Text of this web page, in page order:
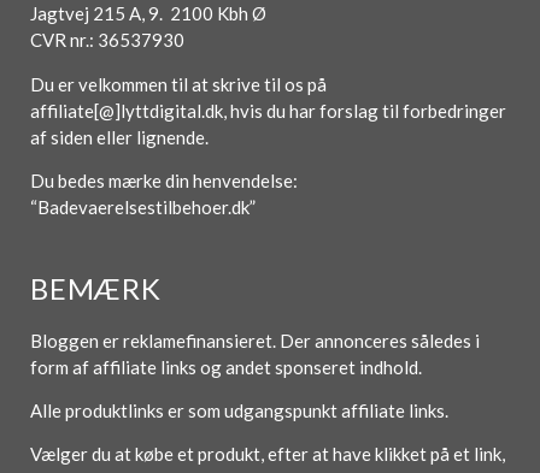
Jagtvej 215 A, 9. 2100 Kbh Ø
CVR nr.: 36537930
Du er velkommen til at skrive til os på
affiliate[@]lyttdigital.dk, hvis du har forslag til forbedringer
af siden eller lignende.
Du bedes mærke din henvendelse:
“Badevaerelsestilbehoer.dk”
BEMÆRK
Bloggen er reklamefinansieret. Der annonceres således i
form af affiliate links og andet sponseret indhold.
Alle produktlinks er som udgangspunkt affiliate links.
Vælger du at købe et produkt, efter at have klikket på et link,